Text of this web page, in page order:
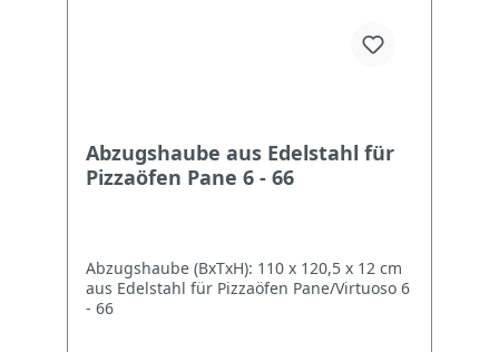
Abzugshaube aus Edelstahl für
Pizzaöfen Pane 6 - 66
Abzugshaube (BxTxH): 110 x 120,5 x 12 cm
aus Edelstahl für Pizzaöfen Pane/Virtuoso 6
- 66